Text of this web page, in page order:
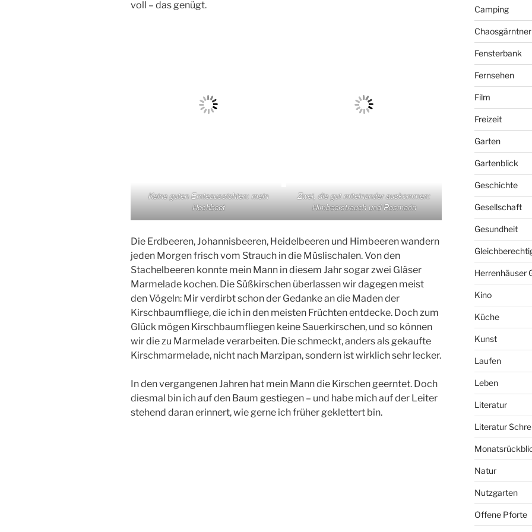
voll – das genügt.
Keine guten Ernteaussichten: mein
Hochbeet
Zwei, die gut miteinander auskommen:
Himbeerstrauch und Rosmarin
Die Erdbeeren, Johannisbeeren, Heidelbeeren und Himbeeren wandern
jeden Morgen frisch vom Strauch in die Müslischalen. Von den
Stachelbeeren konnte mein Mann in diesem Jahr sogar zwei Gläser
Marmelade kochen. Die Süßkirschen überlassen wir dagegen meist
den Vögeln: Mir verdirbt schon der Gedanke an die Maden der
Kirschbaumfliege, die ich in den meisten Früchten entdecke. Doch zum
Glück mögen Kirschbaumfliegen keine Sauerkirschen, und so können
wir die zu Marmelade verarbeiten. Die schmeckt, anders als gekaufte
Kirschmarmelade, nicht nach Marzipan, sondern ist wirklich sehr lecker.
In den vergangenen Jahren hat mein Mann die Kirschen geerntet. Doch
diesmal bin ich auf den Baum gestiegen – und habe mich auf der Leiter
stehend daran erinnert, wie gerne ich früher geklettert bin.
Camping
Fensterbank
Fernsehen
Film
Freizeit
Garten
Gartenblick
Geschichte
Gesellschaft
Gesundheit
Herrenhäuser
Kino
Küche
Kunst
Laufen
Leben
Literatur
Literatur
Natur
Nutzgarten
Offene Pforte